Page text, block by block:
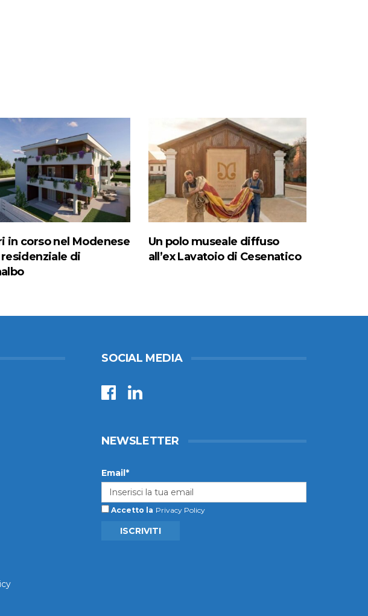
in corso nel Modenese
di
Un polo museale diffuso
all’ex Lavatoio di Cesenatico
SOCIAL MEDIA
NEWSLETTER
Email*
Accetto la Privacy Policy
ISCRIVITI